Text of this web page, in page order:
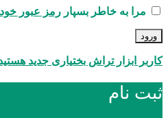
مرا به خاطر بسپار رمز عبور
ورود
کاربر ابزار تراش بختیاری جدید
ثبت نام